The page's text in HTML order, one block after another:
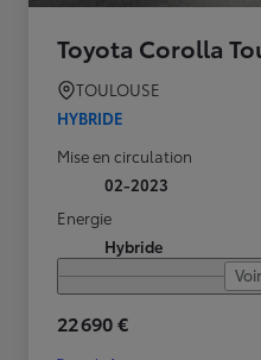
Toyota Corolla
TOULOUSE
HYBRIDE
Mise en circulation
02-2023
Energie
Hybride
22 690 €